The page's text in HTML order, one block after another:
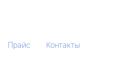
Прайс Контакты